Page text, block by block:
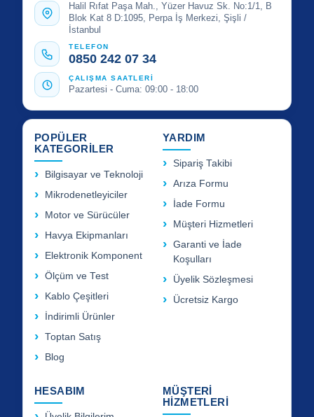
Halil Rıfat Paşa Mah., Yüzer Havuz Sk. No:1/1, B
Blok Kat 8 D:1095, Perpa İş Merkezi, Şişli /
İstanbul
TELEFON
0850 242 07 34
ÇALIŞMA SAATLERİ
Pazartesi - Cuma: 09:00 - 18:00
POPÜLER
KATEGORİLER
Bilgisayar ve Teknoloji
Mikrodenetleyiciler
Motor ve Sürücüler
Havya Ekipmanları
Elektronik Komponent
Ölçüm ve Test
Kablo Çeşitleri
İndirimli Ürünler
Toptan Satış
Blog
YARDIM
Sipariş Takibi
Arıza Formu
İade Formu
Müşteri Hizmetleri
Garanti ve İade
Koşulları
Üyelik Sözleşmesi
Ücretsiz Kargo
HESABIM
MÜŞTERİ
HİZMETLERİ